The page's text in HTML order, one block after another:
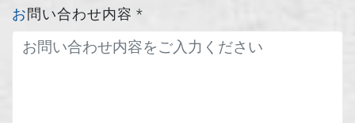
お問い合わせ内容 *